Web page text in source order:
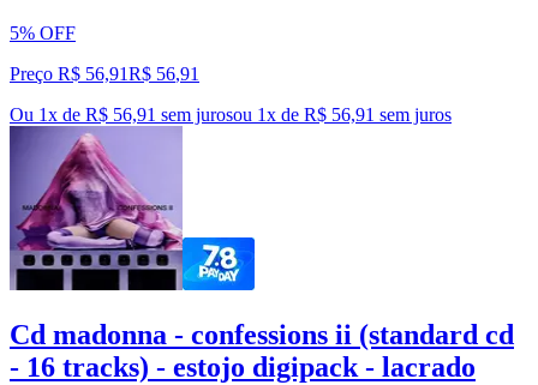
5% OFF
Preço R$ 56,91R$ 56,91
Ou 1x de R$ 56,91 sem jurosou 1x de R$ 56,91 sem juros
Cd madonna - confessions ii (standard cd
- 16 tracks) - estojo digipack - lacrado